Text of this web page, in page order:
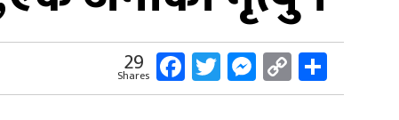
29
Shares Facebook
Twitter
Messenger
Copy
Link